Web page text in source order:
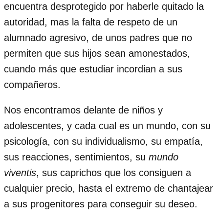
encuentra desprotegido por haberle quitado la
autoridad, mas la falta de respeto de un
alumnado agresivo, de unos padres que no
permiten que sus hijos sean amonestados,
cuando más que estudiar incordian a sus
compañeros.
Nos encontramos delante de niños y
adolescentes, y cada cual es un mundo, con su
psicología, con su individualismo, su empatía,
sus reacciones, sentimientos, su mundo
viventis, sus caprichos que los consiguen a
cualquier precio, hasta el extremo de chantajear
a sus progenitores para conseguir su deseo.